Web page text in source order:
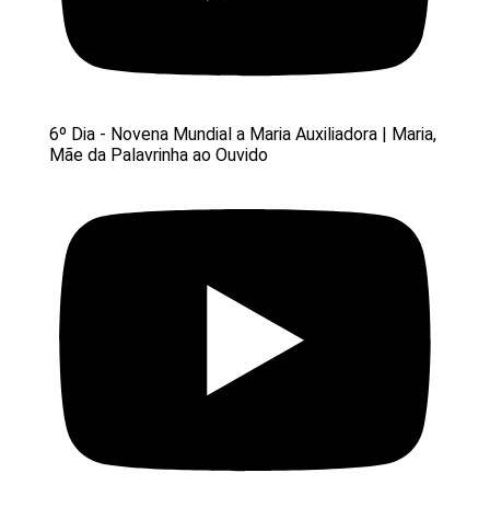
6º Dia - Novena Mundial a Maria Auxiliadora | Maria,
Mãe da Palavrinha ao Ouvido